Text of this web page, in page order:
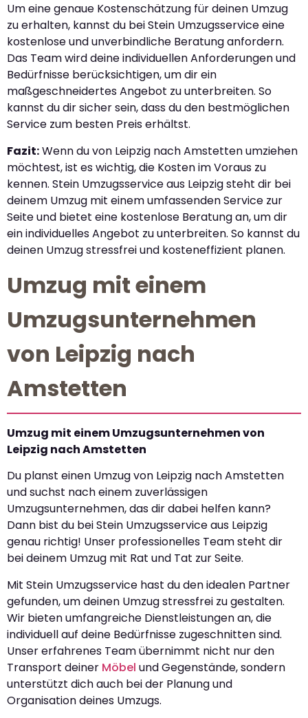
Um eine genaue Kostenschätzung für deinen Umzug
zu erhalten, kannst du bei Stein Umzugsservice eine
kostenlose und unverbindliche Beratung anfordern.
Das Team wird deine individuellen Anforderungen und
Bedürfnisse berücksichtigen, um dir ein
maßgeschneidertes Angebot zu unterbreiten. So
kannst du dir sicher sein, dass du den bestmöglichen
Service zum besten Preis erhältst.
Fazit:Wenn du von Leipzig nach Amstetten umziehen
möchtest, ist es wichtig, die Kosten im Voraus zu
kennen. Stein Umzugsservice aus Leipzig steht dir bei
deinem Umzug mit einem umfassenden Service zur
Seite und bietet eine kostenlose Beratung an, um dir
ein individuelles Angebot zu unterbreiten. So kannst du
deinen Umzug stressfrei und kosteneffizient planen.
Umzug mit einem
Umzugsunternehmen
von Leipzig nach
Amstetten
Umzug mit einem Umzugsunternehmen von
Leipzig nach Amstetten
Du planst einen Umzug von Leipzig nach Amstetten
und suchst nach einem zuverlässigen
Umzugsunternehmen, das dir dabei helfen kann?
Dann bist du bei Stein Umzugsservice aus Leipzig
genau richtig! Unser professionelles Team steht dir
bei deinem Umzug mit Rat und Tat zur Seite.
Mit Stein Umzugsservice hast du den idealen Partner
gefunden, um deinen Umzug stressfrei zu gestalten.
Wir bieten umfangreiche Dienstleistungen an, die
individuell auf deine Bedürfnisse zugeschnitten sind.
Unser erfahrenes Team übernimmt nicht nur den
Transport deiner Möbel und Gegenstände, sondern
unterstützt dich auch bei der Planung und
Organisation deines Umzugs.